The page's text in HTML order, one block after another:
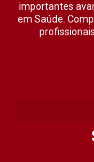
importantes
em Saúde.